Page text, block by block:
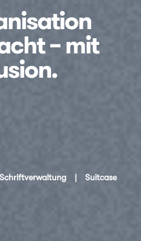
– mit
Schriftverwaltung |
Suitcase